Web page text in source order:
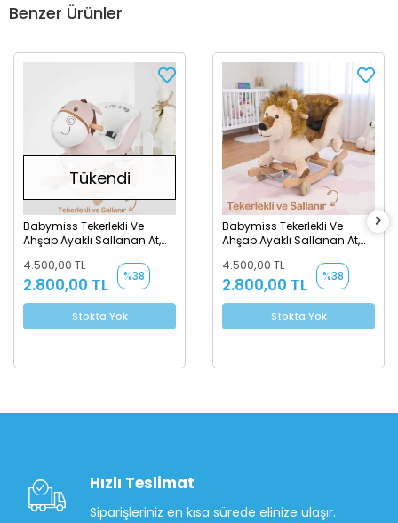
Benzer Ürünler
Tükendi
Babymiss Tekerlekli Ve
Ahşap Ayaklı Sallanan At,
4.500,00 TL
2.800,00 TL %38
Stokta Yok
Babymiss Tekerlekli Ve
Ahşap Ayaklı Sallanan At,
4.500,00 TL
2.800,00 TL %38
Stokta Yok
Hızlı Teslimat
Siparişleriniz en kısa sürede elinize ulaşır.